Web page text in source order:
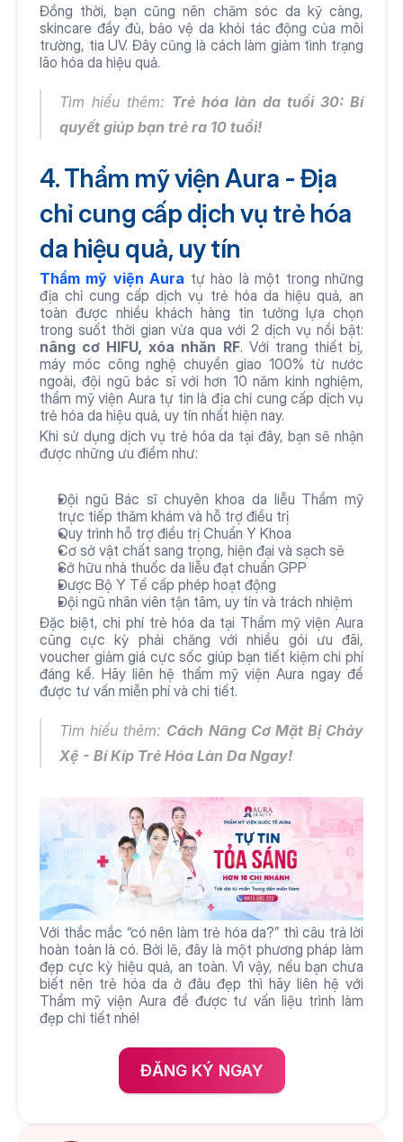
Đồng thời, bạn cũng nên chăm sóc da kỹ càng,
skincare đầy đủ, bảo vệ da khỏi tác động của môi
trường, tia UV. Đây cũng là cách làm giảm tình trạng
lão hóa da hiệu quả.
Tìm hiểu thêm: Trẻ hóa làn da tuổi 30: Bí
quyết giúp bạn trẻ ra 10 tuổi!
4. Thẩm mỹ viện Aura - Địa
chỉ cung cấp dịch vụ trẻ hóa
da hiệu quả, uy tín
Thẩm mỹ viện Aura tự hào là một trong những
địa chỉ cung cấp dịch vụ trẻ hóa da hiệu quả, an
toàn được nhiều khách hàng tin tưởng lựa chọn
nâng cơ HIFU, xóa nhăn RF. Với trang thiết bị,
máy móc công nghệ chuyển giao 100% từ nước
ngoài, đội ngũ bác sĩ với hơn 10 năm kinh nghiệm,
thẩm mỹ viện Aura tự tin là địa chỉ cung cấp dịch vụ
trẻ hóa da hiệu quả, uy tín nhất hiện nay.
Khi sử dụng dịch vụ trẻ hóa da tại đây, bạn sẽ nhận
được những ưu điểm như:
Đội ngũ Bác sĩ chuyên khoa da liễu Thẩm mỹ
trực tiếp thăm khám và hỗ trợ điều trị
Quy trình hỗ trợ điều trị Chuẩn Y Khoa
Cơ sở vật chất sang trọng, hiện đại và sạch sẽ
Sở hữu nhà thuốc da liễu đạt chuẩn GPP
Được Bộ Y Tế cấp phép hoạt động
Đội ngũ nhân viên tận tâm, uy tín và trách nhiệm
Đặc biệt, chi phí trẻ hóa da tại Thẩm mỹ viện Aura
cũng cực kỳ phải chăng với nhiều gói ưu đãi,
voucher giảm giá cực sốc giúp bạn tiết kiệm chi phí
đáng kể. Hãy liên hệ thẩm mỹ viện Aura ngay để
được tư vấn miễn phí và chi tiết.
Tìm hiểu thêm: Cách Nâng Cơ Mặt Bị Chảy
Xệ - Bí Kíp Trẻ Hóa Làn Da Ngay!
Với thắc mắc “có nên làm trẻ hóa da?” thì câu trả lời
hoàn toàn là có. Bởi lẽ, đây là một phương pháp làm
đẹp cực kỳ hiệu quả, an toàn. Vì vậy, nếu bạn chưa
biết nên trẻ hóa da ở đâu đẹp thì hãy liên hệ với
Thẩm mỹ viện Aura để được tư vấn liệu trình làm
đẹp chi tiết nhé!
ĐĂNG KÝ NGAY